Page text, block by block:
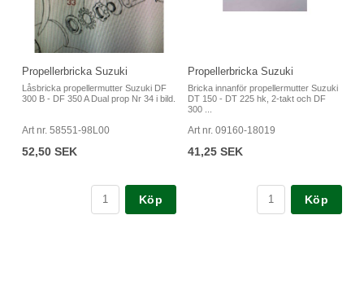
Propellerbricka Suzuki
Låsbricka propellermutter Suzuki DF
300 B - DF 350 A Dual prop Nr 34 i bild.
Art nr. 58551-98L00
52,50 SEK
Köp
Propellerbricka Suzuki
Bricka innanför propellermutter Suzuki
DT 150 - DT 225 hk, 2-takt och DF
300 ...
Art nr. 09160-18019
41,25 SEK
Köp